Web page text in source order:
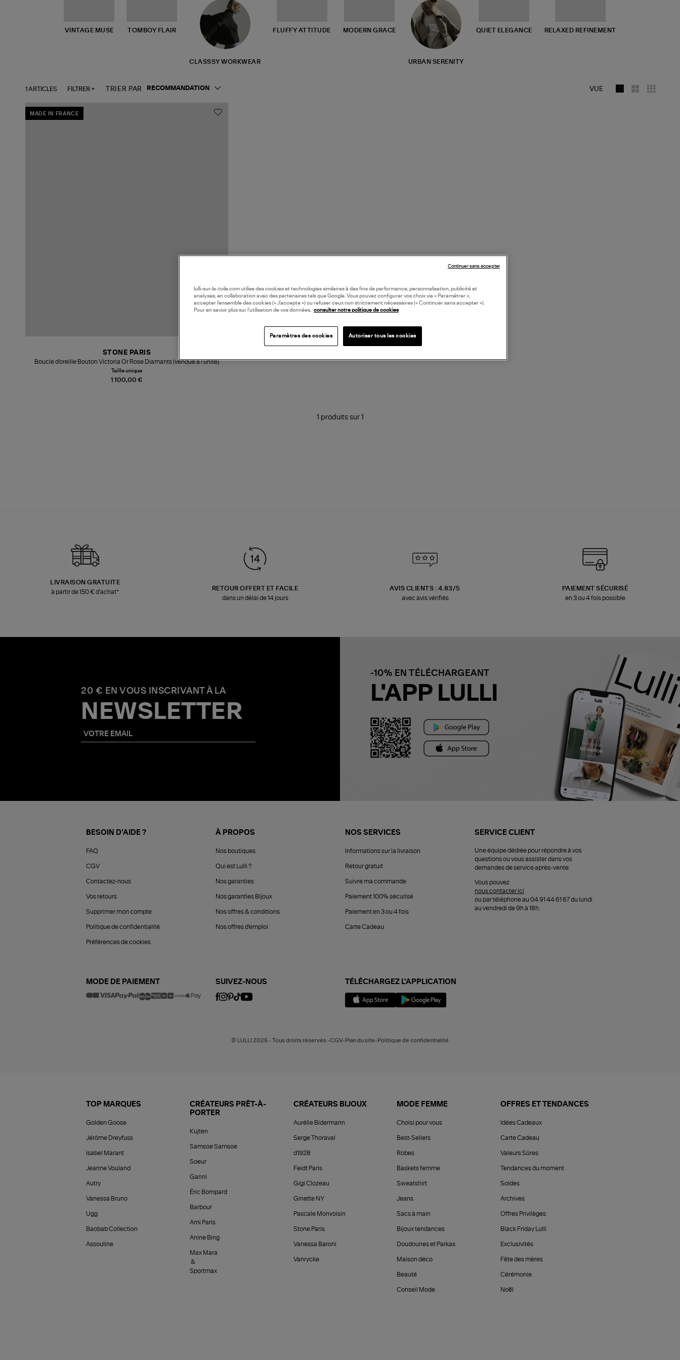
VINTAGE MUSE TOMBOY FLAIR
CLASSSY WORKWEAR
FLUFFY ATTITUDE MODERN GRACE
URBAN SERENITY
QUIET ELEGANCE RELAXED REFINEMENT
1 ARTICLES FILTRER + TRIER PAR VUE
MADE IN FRANCE
1 100,00 €
STONE PARIS
Boucle d'oreille Bouton Victoria Or Rose Diamants (vendue à l'unité)
Taille unique
1 produits sur 1
LIVRAISON GRATUITE
à partir de 150 € d'achat*
RETOUR OFFERT ET FACILE
dans un délai de 14 jours
AVIS CLIENTS : 4.83/5
avec avis vérifiés
PAIEMENT SÉCURISÉ
en 3 ou 4 fois possible
20 € EN VOUS INSCRIVANT À LA
NEWSLETTER
-10% EN TÉLÉCHARGEANT
L'APP LULLI
BESOIN D'AIDE ?
FAQ
CGV
Contactez-nous
Vos retours
Supprimer mon compte
Politique de confidentialité
Préférences de cookies
À PROPOS
Nos boutiques
Qui est Lulli ?
Nos garanties
Nos garanties Bijoux
Nos offres & conditions
Nos offres d'emploi
NOS SERVICES
Informations sur la livraison
Retour gratuit
Suivre ma commande
Paiement 100% sécurisé
Paiement en 3 ou 4 fois
Carte Cadeau
SERVICE CLIENT
Une équipe dédiée pour répondre à vos
questions ou vous assister dans vos
demandes de service après-vente.
Vous pouvez
nous contacter ici
ou par téléphone au 04 91 44 61 67 du lundi
au vendredi de 9h à 18h.
MODE DE PAIEMENT SUIVEZ-NOUS TÉLÉCHARGEZ L'APPLICATION
© LULLI 2025 - Tous droits réservés -CGV-Plan du site-Politique de confidentialité
TOP MARQUES
Golden Goose
Jérôme Dreyfuss
Isabel Marant
Jeanne Vouland
Autry
Vanessa Bruno
Ugg
Baobab Collection
Assouline
CRÉATEURS PRÊT-À-
PORTER
Kujten
Samsoe Samsoe
Soeur
Ganni
Éric Bompard
Barbour
Ami Paris
Anine Bing
Max Mara
&
Sportmax
CRÉATEURS BIJOUX
Aurélie Bidermann
Serge Thoraval
d1928
Feidt Paris
Gigi Clozeau
Ginette NY
Pascale Monvoisin
Stone Paris
Vanessa Baroni
Vanrycke
MODE FEMME
Choisi pour vous
Best-Sellers
Robes
Baskets femme
Sweatshirt
Jeans
Sacs à main
Bijoux tendances
Doudounes et Parkas
Maison déco
Beauté
Conseil Mode
OFFRES ET TENDANCES
Idées Cadeaux
Carte Cadeau
Valeurs Sûres
Tendances du moment
Soldes
Archives
Offres Privilèges
Black Friday Lulli
Exclusivités
Fête des mères
Cérémonie
Noël
lulli-sur-la-toile.com utilise des cookies et technologies similaires à des fins de performance, personnalisation, publicité et
analyses, en collaboration avec des partenaires tels que Google. Vous pouvez configurer vos choix via « Paramétrer »,
accepter l’ensemble des cookies (« J’accepte ») ou refuser ceux non strictement nécessaires (« Continuer sans accepter »).
Pour en savoir plus sur l’utilisation de vos données,
consulter notre politique de cookies
Paramètres des cookies Autoriser tous les cookies
Continuer sans accepter